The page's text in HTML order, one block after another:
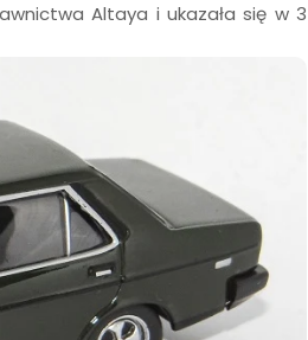
Altaya i ukazała się w 3